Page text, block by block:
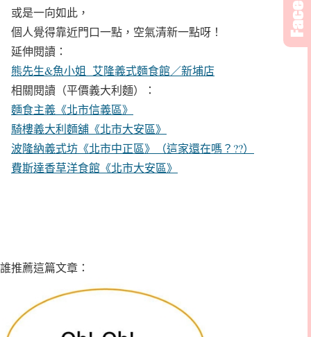
或是一向如此，
個人覺得靠近門口一點，空氣清新一點呀！
延伸閱讀：
熊先生&魚小姐 艾隆義式麵食館／新埔店
相關閱讀（平價義大利麵）：
麵食主義《北市信義區》
騎樓義大利麵舖《北市大安區》
波隆納義式坊《北市中正區》（這家還在嗎？??）
費斯達香草洋食館《北市大安區》
誰推薦這篇文章：